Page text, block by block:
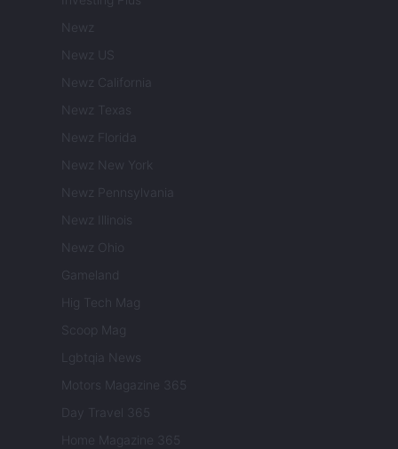
Newz
Newz US
Newz California
Newz Texas
Newz Florida
Newz New York
Newz Pennsylvania
Newz Illinois
Newz Ohio
Gameland
Hig Tech Mag
Scoop Mag
Lgbtqia News
Motors Magazine 365
Day Travel 365
Home Magazine 365